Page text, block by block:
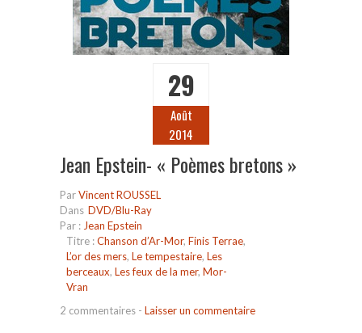
29
Août
2014
Jean Epstein- « Poèmes bretons »
ParVincent ROUSSEL
Dans DVD/Blu-Ray
Par : Jean Epstein
Titre :Chanson d’Ar-Mor, Finis Terrae,
L’or des mers, Le tempestaire, Les
berceaux, Les feux de la mer, Mor-
Vran
2 commentaires - Laisser un commentaire